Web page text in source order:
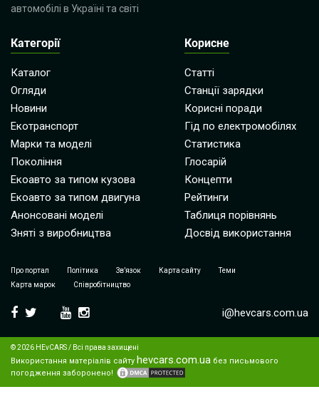
автомобілі в Україні та світі
Категорії
Каталог
Огляди
Новини
Екотранспорт
Марки та моделі
Покоління
Екоавто за типом кузова
Екоавто за типом двигуна
Анонсовані моделі
Зняті з виробництва
Корисне
Статті
Станції зарядки
Корисні поради
Гід по електромобілях
Статистика
Глосарій
Концепти
Рейтинги
Таблиця порівнянь
Досвід використання
Про портал Політика Зв’язок Карта сайту
Теми
Карта марок
Співробітництво
i@hevcars.com.ua
© 2026 HEvCARS / Всі права захищені
Використання матеріалів сайту hevcars.com.ua без письмового
погодження заборонено!